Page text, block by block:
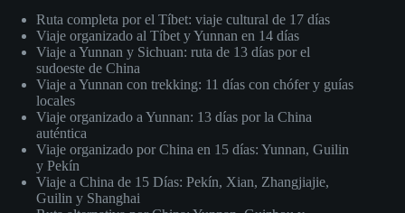
Ruta completa por el Tíbet: viaje cultural de 17 días
Viaje organizado al Tíbet y Yunnan en 14 días
Viaje a Yunnan y Sichuan: ruta de 13 días por el
sudoeste de China
Viaje a Yunnan con trekking: 11 días con chófer y guías
locales
Viaje organizado a Yunnan: 13 días por la China
auténtica
Viaje organizado por China en 15 días: Yunnan, Guilin
y Pekín
Viaje a China de 15 Días: Pekín, Xian, Zhangjiajie,
Guilin y Shanghai